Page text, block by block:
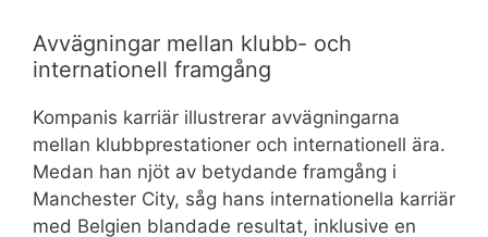
Avvägningar mellan klubb- och
internationell framgång
Kompanis karriär illustrerar avvägningarna
mellan klubbprestationer och internationell ära.
Medan han njöt av betydande framgång i
Manchester City, såg hans internationella karriär
med Belgien blandade resultat, inklusive en